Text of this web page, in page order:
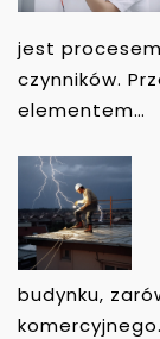
jest
czynników.
elementem…
budynku,